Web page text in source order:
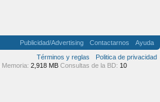
Publicidad/Advertising Contactarnos
Ayuda
Términos y reglas
Politica de privacidad
Memoria: 2,918 MB Consultas de la BD: 10